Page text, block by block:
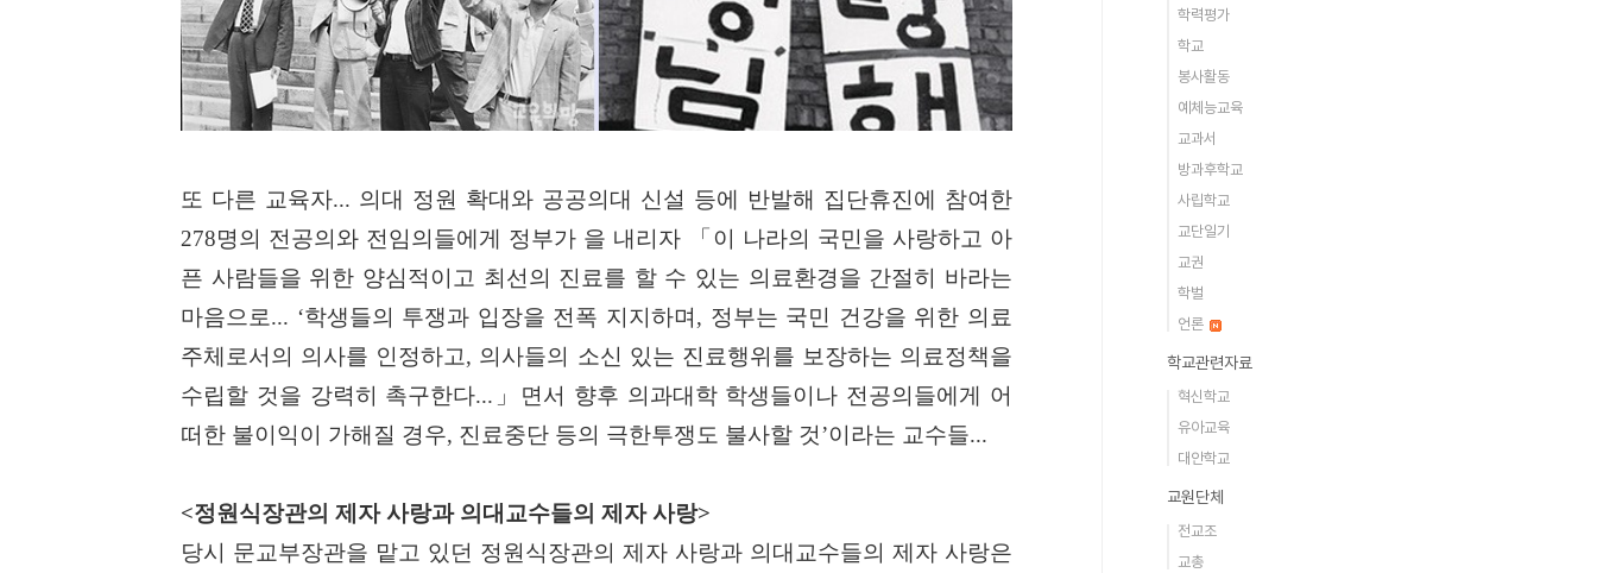
또 다른 교육자... 의대 정원 확대와 공공의대 신설 등에 반발해 집단휴진에 참여한
278명의 전공의와 전임의들에게 정부가 을 내리자 「 이 나라의 국민을 사랑하고 아
픈 사람들을 위한 양심적이고 최선의 진료를 할 수 있는 의료환경을 간절히 바라는
마음으로... ‘학생들의 투쟁과 입장을 전폭 지지하며 , 정부는 국민 건강을 위한 의료
주체로서의 의사를 인정하고, 의사들의 소신 있는 진료행위를 보장하는 의료정책을
수립할 것을 강력히 촉구한다... 」 면서 향후 의과대학 학생들이나 전공의들에게 어
떠한 불이익이 가해질 경우, 진료중단 등의 극한투쟁도 불사할 것’이라는 교수들...
<정원식장관의 제자 사랑과 의대교수들의 제자 사랑>
당시 문교부장관을 맡고 있던 정원식장관의 제자 사랑과 의대교수들의 제자 사랑은
학력평가
학교
봉사활동
예체능교육
교과서
방과후학교
사립학교
교단일기
교권
학벌
언론
학교관련자료
혁신학교
유아교육
대안학교
교원단체
전교조
교총